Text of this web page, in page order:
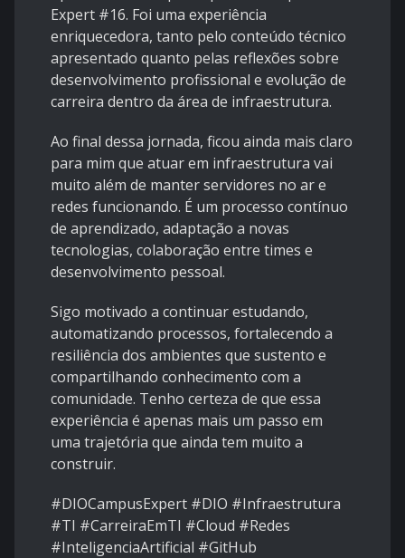
Expert #16. Foi uma experiência
enriquecedora, tanto pelo conteúdo técnico
apresentado quanto pelas reflexões sobre
desenvolvimento profissional e evolução de
carreira dentro da área de infraestrutura.
Ao final dessa jornada, ficou ainda mais claro
para mim que atuar em infraestrutura vai
muito além de manter servidores no ar e
redes funcionando. É um processo contínuo
de aprendizado, adaptação a novas
tecnologias, colaboração entre times e
desenvolvimento pessoal.
Sigo motivado a continuar estudando,
automatizando processos, fortalecendo a
resiliência dos ambientes que sustento e
compartilhando conhecimento com a
comunidade. Tenho certeza de que essa
experiência é apenas mais um passo em
uma trajetória que ainda tem muito a
construir.
#DIOCampusExpert #DIO #Infraestrutura
#TI #CarreiraEmTI #Cloud #Redes
#InteligenciaArtificial #GitHub